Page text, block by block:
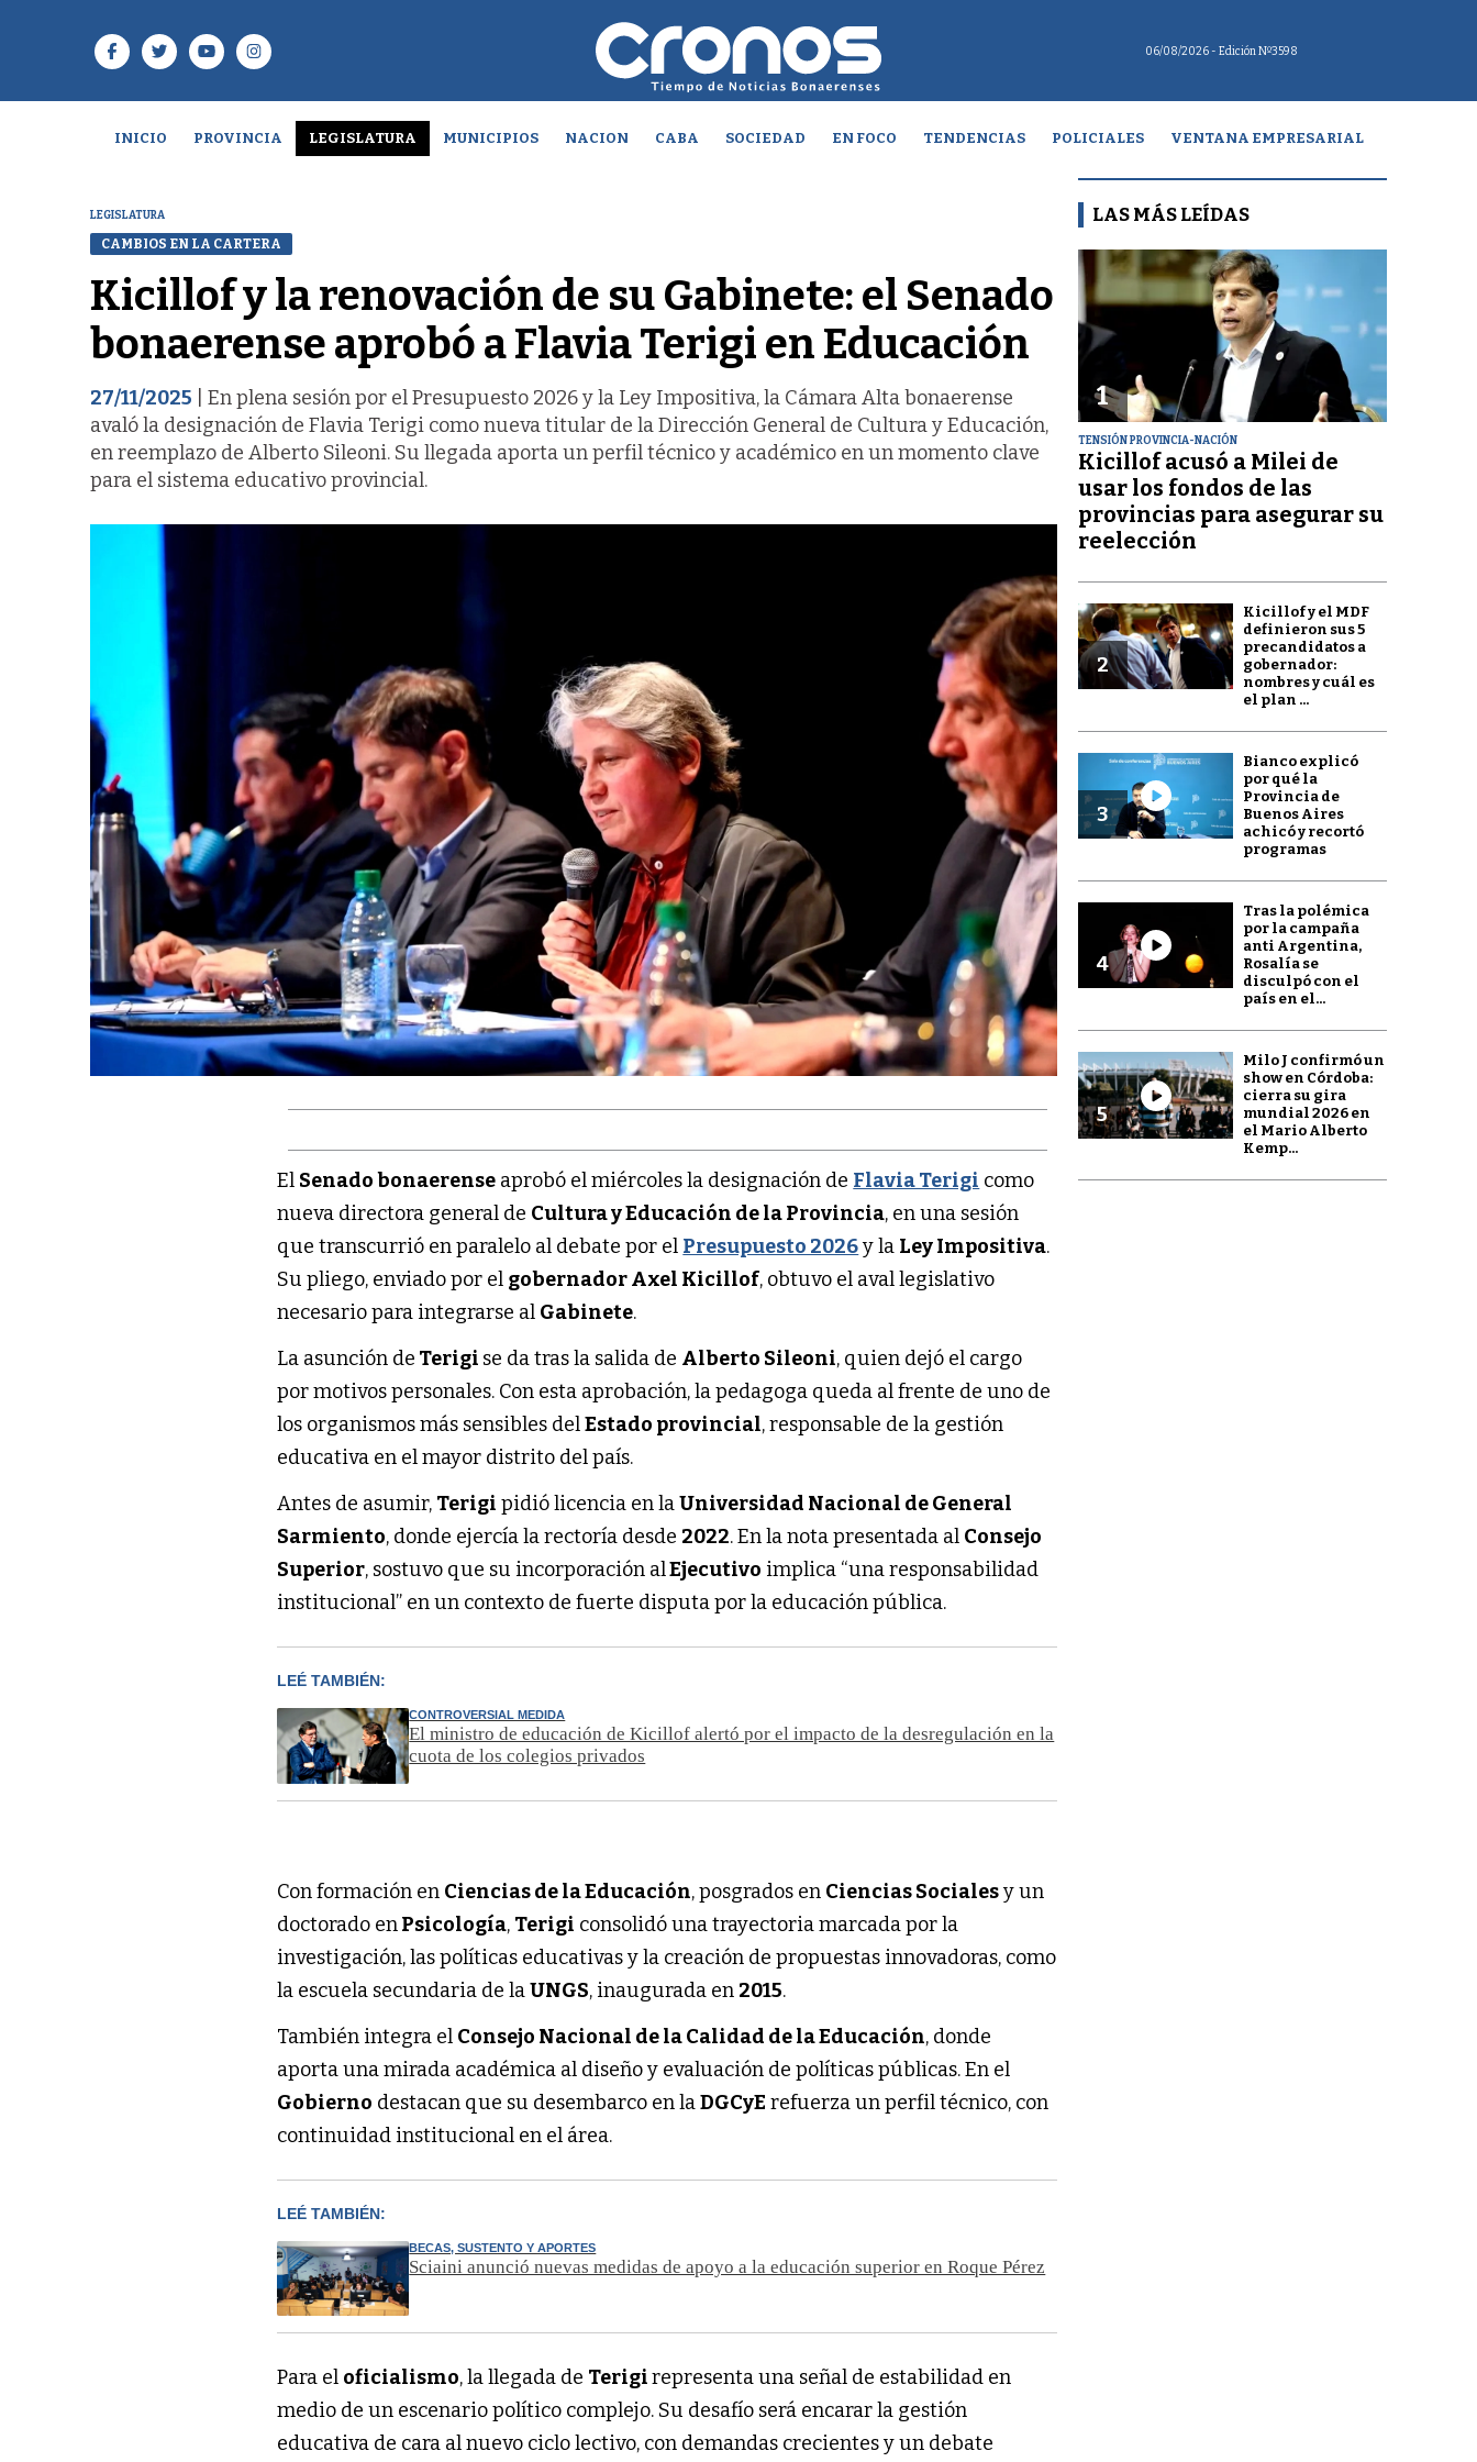
06/08/2026 - Edición Nº3598
INICIO PROVINCIA LEGISLATURA MUNICIPIOS NACION CABA SOCIEDAD EN FOCO TENDENCIAS POLICIALES VENTANA EMPRESARIAL
LEGISLATURA
CAMBIOS EN LA CARTERA
Kicillof y la renovación de su Gabinete: el Senado
bonaerense aprobó a Flavia Terigi en Educación
27/11/2025 | En plena sesión por el Presupuesto 2026 y la Ley Impositiva, la Cámara Alta bonaerense
avaló la designación de Flavia Terigi como nueva titular de la Dirección General de Cultura y Educación,
en reemplazo de Alberto Sileoni. Su llegada aporta un perfil técnico y académico en un momento clave
para el sistema educativo provincial.
El Senado bonaerense aprobó el miércoles la designación de Flavia Terigi como
nueva directora general de Cultura y Educación de la Provincia, en una sesión
que transcurrió en paralelo al debate por el Presupuesto 2026y la Ley Impositiva.
Su pliego, enviado por el gobernador Axel Kicillof, obtuvo el aval legislativo
necesario para integrarse al Gabinete.
La asunción de Terigi se da tras la salida de Alberto Sileoni, quien dejó el cargo
por motivos personales. Con esta aprobación, la pedagoga queda al frente de uno de
los organismos más sensibles delEstado provincial, responsable de la gestión
educativa en el mayor distrito del país.
Antes de asumir, Terigi pidió licencia en laUniversidad Nacional de General
Sarmiento, donde ejercía la rectoría desde 2022. En la nota presentada al Consejo
Superior, sostuvo que su incorporación alEjecutivo implica “una responsabilidad
institucional” en un contexto de fuerte disputa por la educación pública.
LEÉ TAMBIÉN:
CONTROVERSIAL MEDIDA
El ministro de educación de Kicillof alertó por el impacto de la desregulación en la
cuota de los colegios privados
Con formación en Ciencias de la Educación, posgrados en Ciencias Socialesy un
doctorado enPsicología, Terigi consolidó una trayectoria marcada por la
investigación, las políticas educativas y la creación de propuestas innovadoras, como
la escuela secundaria de laUNGS, inaugurada en 2015.
También integra el Consejo Nacional de la Calidad de la Educación, donde
aporta una mirada académica al diseño y evaluación de políticas públicas. En el
Gobierno destacan que su desembarco en laDGCyE refuerza un perfil técnico, con
continuidad institucional en el área.
LEÉ TAMBIÉN:
BECAS, SUSTENTO Y APORTES
Sciaini anunció nuevas medidas de apoyo a la educación superior en Roque Pérez
Para el oficialismo, la llegada de Terigirepresenta una señal de estabilidad en
medio de un escenario político complejo. Su desafío será encarar la gestión
educativa de cara al nuevo ciclo lectivo, con demandas crecientes y un debate
LAS MÁS LEÍDAS
1
TENSIÓN PROVINCIA-NACIÓN
Kicillof acusó a Milei de
usar los fondos de las
provincias para asegurar su
reelección
2
Kicillof y el MDF
definieron sus 5
precandidatos a
gobernador:
nombres y cuál es
el plan ...
3
Bianco explicó
por qué la
Provincia de
Buenos Aires
achicó y recortó
programas
4
Tras la polémica
por la campaña
anti Argentina,
Rosalía se
disculpó con el
país en el...
5
Milo J confirmó un
show en Córdoba:
cierra su gira
mundial 2026 en
el Mario Alberto
Kemp...